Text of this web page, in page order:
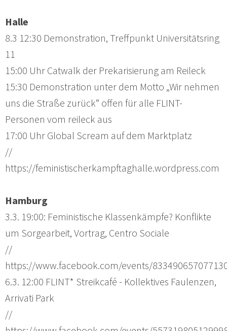
Halle
8.3 12:30 Demonstration, Treffpunkt Universitätsring
11
15:00 Uhr Catwalk der Prekarisierung am Reileck
15:30 Demonstration unter dem Motto „Wir nehmen
uns die Straße zurück“ offen für alle FLINT-
Personen vom reileck aus
17:00 Uhr Global Scream auf dem Marktplatz
//
https://feministischerkampftaghalle.wordpress.com
Hamburg
3.3. 19:00: Feministische Klassenkämpfe? Konflikte
um Sorgearbeit, Vortrag, Centro Sociale
//
https://www.facebook.com/events/
6.3. 12:00 FLINT* Streikcafé - Kollektives Faulenzen,
Arrivati Park
//